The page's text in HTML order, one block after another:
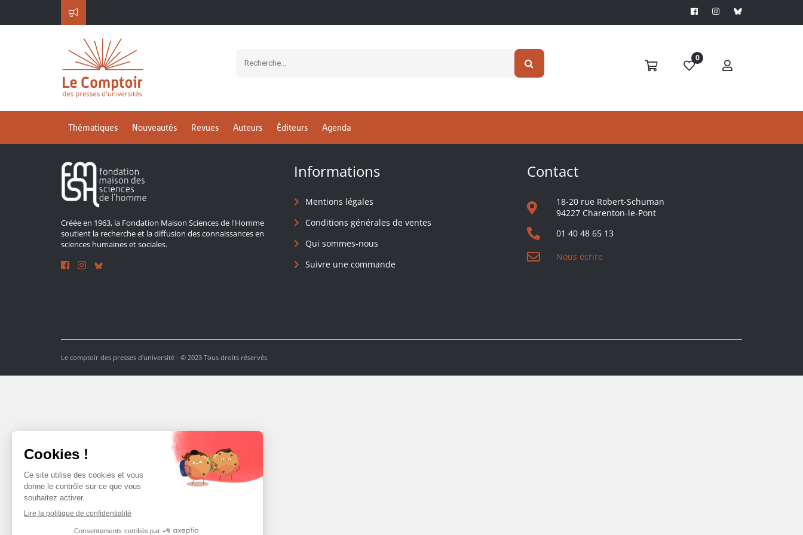
0
Thématiques Nouveautés Revues Auteurs Éditeurs Agenda
Inscrivez-vous à notre newsletter S'ABONNER
Créée en 1963, la Fondation Maison Sciences de l'Homme
soutient la recherche et la diffusion des connaissances en
sciences humaines et sociales.
Informations
Mentions légales
Conditions générales de ventes
Qui sommes-nous
Suivre une commande
Contact
18-20 rue Robert-Schuman
94227 Charenton-le-Pont
01 40 48 65 13
Nous écrire
Le comptoir des presses d'université - © 2023 Tous droits réservés